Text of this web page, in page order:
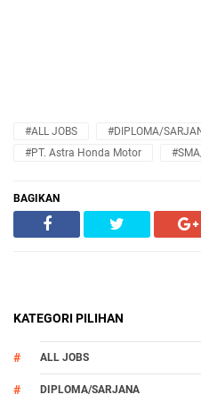
#ALL JOBS #DIPLOMA/
#PT. Astra Honda Motor
BAGIKAN
KATEGORI PILIHAN
ALL JOBS
DIPLOMA/SARJANA